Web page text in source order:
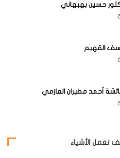
حسين بهبهاني
القهيم
أحمد مطيران العازمي
تعمل الأشياء